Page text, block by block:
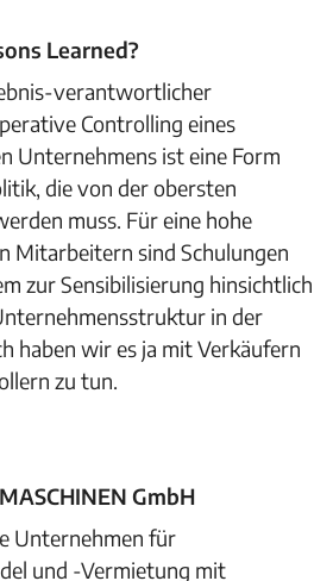
Learned?
verantwortlicher
Controlling eines
Unternehmens ist eine Form
die von der obersten
muss. Für eine hohe
Mitarbeitern sind Schulungen
zur Sensibilisierung hinsichtlich
in der
haben wir es ja mit Verkäufern
zu tun.
GmbH
Unternehmen für
und -Vermietung mit